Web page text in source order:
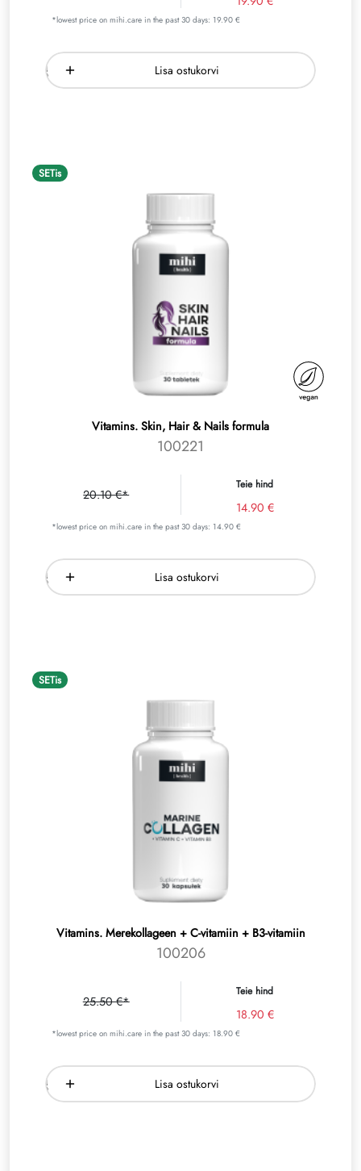
*lowest price on mihi.care in the past 30 days: 19.90 €
Lisa ostukorvi
SETis
Vitamins. Skin, Hair & Nails formula
100221
20.10 €*
Teie hind
14.90 €
*lowest price on mihi.care in the past 30 days: 14.90 €
Lisa ostukorvi
SETis
Vitamins. Merekollageen + C-vitamiin + B3-vitamiin
100206
25.50 €*
Teie hind
18.90 €
*lowest price on mihi.care in the past 30 days: 18.90 €
Lisa ostukorvi